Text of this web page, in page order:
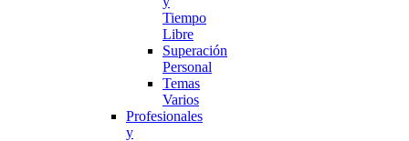
Tiempo
Libre
Superación
Personal
Temas
Varios
Profesionales
y